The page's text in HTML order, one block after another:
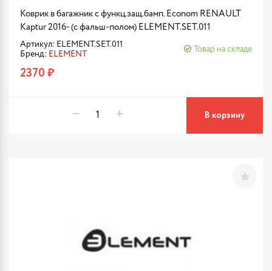
Коврик в багажник с функц.защ.бамп. Econom RENAULT
Kaptur 2016- (с фальш-полом) ELEMENT.SET.011
Артикул: ELEMENT.SET.011
Бренд: ELEMENT
Товар на складе
2370 ₽
В корзину